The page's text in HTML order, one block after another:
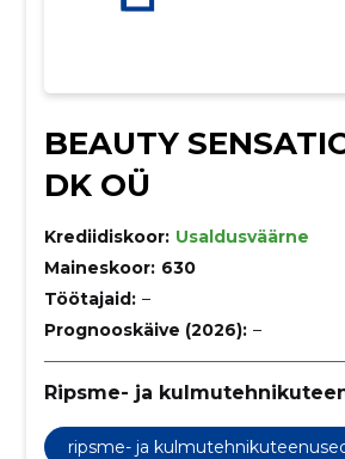
BEAUTY
DK OÜ
Krediidiskoor: Usaldusväärne
Maineskoor: 630
Töötajaid: –
Prognooskäive (2026): –
Ripsme- ja
ripsme- ja